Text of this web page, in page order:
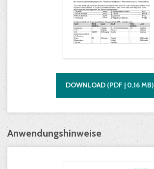
DOWNLOAD (PDF | 0,16MB)
Anwendungshinweise